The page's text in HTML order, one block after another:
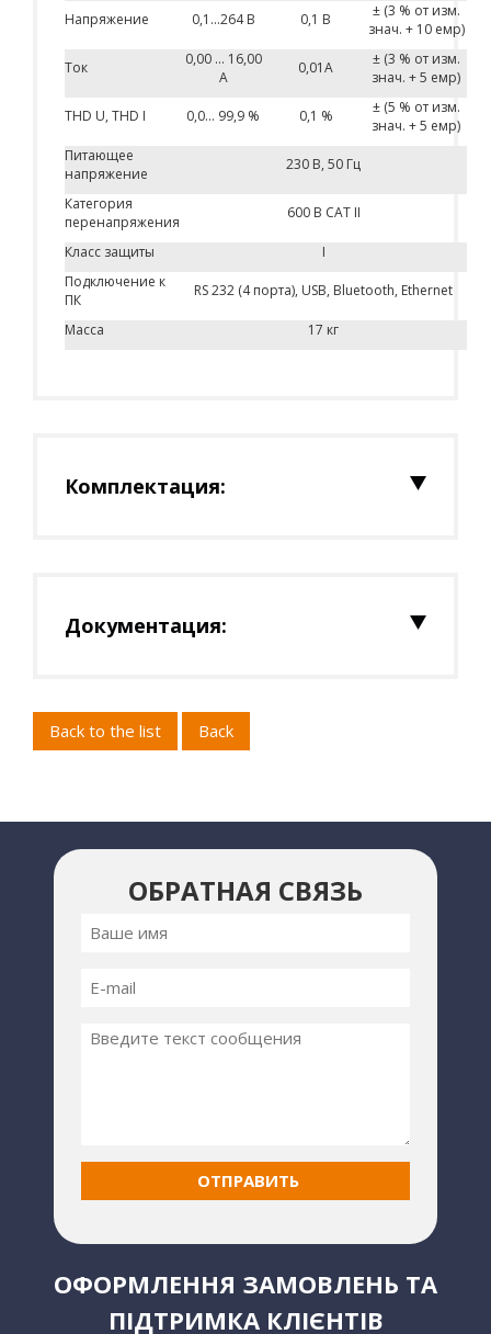
Напряжение 0,1…264 В 0,1 В
± (3 % от изм.
знач. + 10 емр)
Ток
0,00 … 16,00
А
0,01А
± (3 % от изм.
знач. + 5 емр)
THD U, THD I 0,0… 99,9 % 0,1 %
± (5 % от изм.
знач. + 5 емр)
Питающее
напряжение
230 В, 50 Гц
Категория
перенапряжения
600 В CAT II
Класс защиты
I
Подключение к
ПК
RS 232 (4 порта), USB, Bluetooth, Ethernet
Масса 17 кг
Комплектация:
Документация:
Back to the list Back
ОБРАТНАЯ СВЯЗЬ
ОФОРМЛЕННЯ ЗАМОВЛЕНЬ ТА
ПІДТРИМКА КЛІЄНТІВ